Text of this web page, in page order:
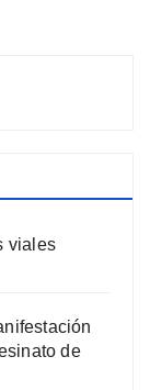
viales
de